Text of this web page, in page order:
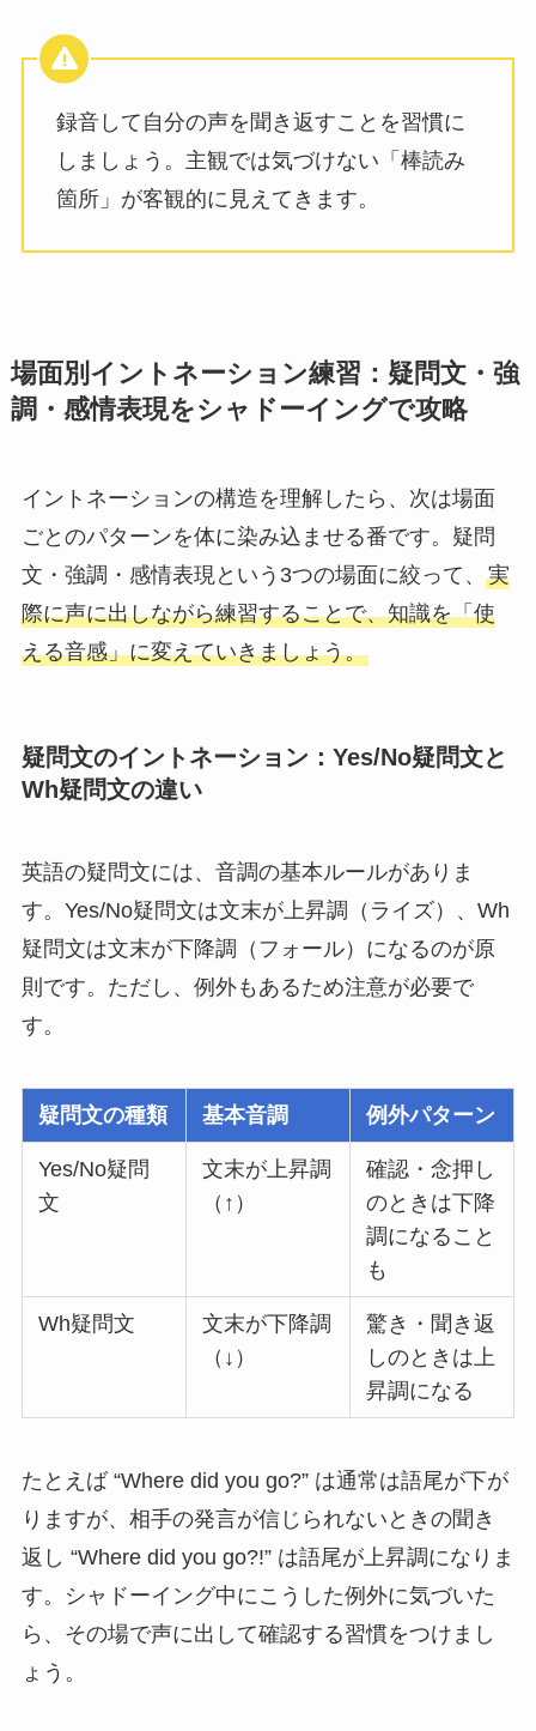
録音して自分の声を聞き返すことを習慣に
しましょう。主観では気づけない「棒読み
箇所」が客観的に見えてきます。
場面別イントネーション練習：疑問文・強
調・感情表現をシャドーイングで攻略
イントネーションの構造を理解したら、次は場面
ごとのパターンを体に染み込ませる番です。疑問
文・強調・感情表現という3つの場面に絞って、 実
際に声に出しながら練習することで、知識を「使
える音感」に変えていきましょう。
疑問文のイントネーション：Yes/No疑問文と
Wh疑問文の違い
英語の疑問文には、音調の基本ルールがありま
す。Yes/No疑問文は文末が上昇調（ライズ）、Wh
疑問文は文末が下降調（フォール）になるのが原
則です。ただし、例外もあるため注意が必要で
す。
疑問文の種類 基本音調 例外パターン
Yes/No疑問
文
文末が上昇調
（↑）
確認・念押し
のときは下降
調になること
も
Wh疑問文
文末が下降調
（↓）
驚き・聞き返
しのときは上
昇調になる
たとえば “Where did you go?” は通常は語尾が下が
りますが、相手の発言が信じられないときの聞き
返し “Where did you go?!” は語尾が上昇調になりま
す。シャドーイング中にこうした例外に気づいた
ら、その場で声に出して確認する習慣をつけまし
ょう。